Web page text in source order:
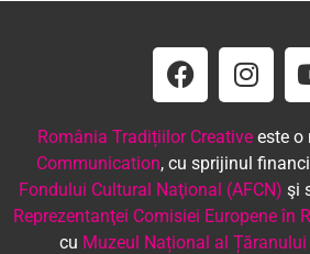
România Tradițiilor Creative este o
Communication, cu sprijinul
Fondului Cultural Naţional (AFCN) şi
Reprezentanţei Comisiei Europene în
cu Muzeul Național al Țăranului